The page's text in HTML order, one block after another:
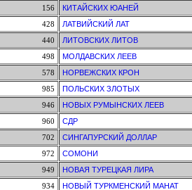
156
КИТАЙСКИХ ЮАНЕЙ
428
ЛАТВИЙСКИЙ ЛАТ
440
ЛИТОВСКИХ ЛИТОВ
498
МОЛДАВСКИХ ЛЕЕВ
578
НОРВЕЖСКИХ КРОН
985
ПОЛЬСКИХ ЗЛОТЫХ
946
НОВЫХ РУМЫНСКИХ ЛЕЕВ
960
СДР
702
СИНГАПУРСКИЙ ДОЛЛАР
972
СОМОНИ
949
НОВАЯ ТУРЕЦКАЯ ЛИРА
934
НОВЫЙ ТУРКМЕНСКИЙ МАНАТ